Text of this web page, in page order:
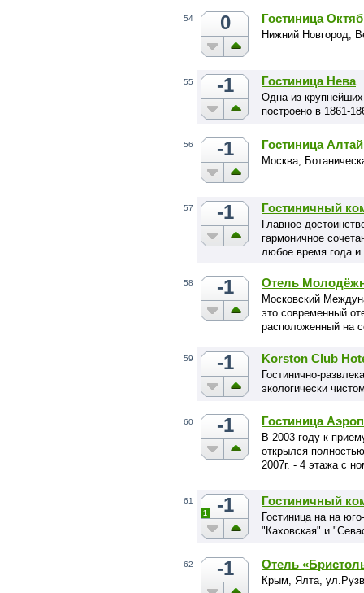
54 0 Гостиница
Нижний Новгород,
55 -1 Гостиница Нева
Одна из
построено в 1861-
56 -1 Гостиница Алтай
Москва,
57 -1 Гостиничный
Главное
гармоничное
любое время года
58 -1 Отель
Московский
это современный
расположенный на
59 -1 Korston Club
Гостинично-
экологически
60 -1 Гостиница
В 2003 году к
открылся
2007г. - 4 этажа с
61 -1
1
Гостиничный
Гостиница на на
"Каховская" и
62 -1 Отель
Крым, Ялта,